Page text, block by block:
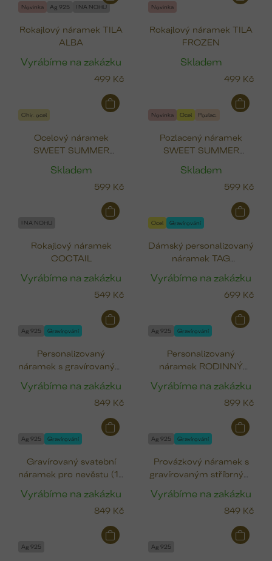
Novinka Ag 925 I NA NOHU
Rokajlový náramek TILA
ALBA
Vyrábíme na zakázku
499 Kč
Novinka
Rokajlový náramek TILA
FROZEN
Skladem
499 Kč
Chir. ocel
Ocelový náramek
SWEET SUMMER
ryba)
Skladem
599 Kč
Novinka Ocel Pozlac.
Pozlacený náramek
SWEET SUMMER
ryba)
Skladem
599 Kč
I NA NOHU
Rokajlový náramek
COCTAIL
Vyrábíme na zakázku
549 Kč
Ocel Gravírování
Dámský personalizovaný
náramek TAG
Vyrábíme na zakázku
699 Kč
Ag 925 Gravírování
Personalizovaný
náramek s gravírovaným
(12x10 mm)
Vyrábíme na zakázku
849 Kč
Ag 925 Gravírování
Personalizovaný
náramek RODINNÝ
Vyrábíme na zakázku
899 Kč
Ag 925 Gravírování
Gravírovaný svatební
náramek pro nevěstu (12
Vyrábíme na zakázku
849 Kč
Ag 925 Gravírování
Provázkový náramek s
gravírovaným stříbrným
Vyrábíme na zakázku
849 Kč
Ag 925 Ag 925